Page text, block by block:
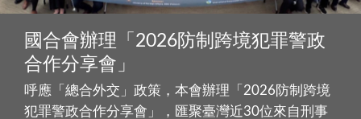
國合會辦理「2026防制跨境犯罪警政
合作分享會」
呼應「總合外交」政策，本會辦理「2026防制跨境
犯罪警政合作分享會」，匯聚臺灣近30位來自刑事